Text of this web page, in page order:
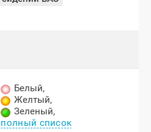
Белый,
Желтый,
Зеленый,
полный список